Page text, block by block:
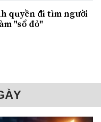
quyền đi tìm người
"sổ đỏ"